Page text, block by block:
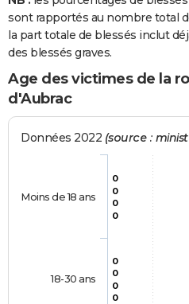
sont rapportés au nombre total
la part totale de blessés inclut
des blessés graves.
Age des victimes de la
d'Aubrac
Données 2022 (source :
0
0
0
0
0
0
0
0
Moins de 18 ans
18-30 ans